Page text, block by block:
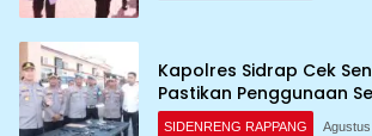
Kapolres Sidrap Cek
Pastikan Penggunaan
SIDENRENG RAPPANG